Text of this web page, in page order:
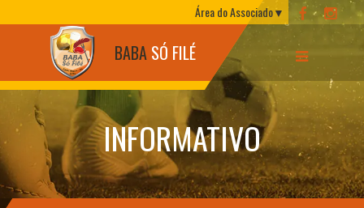
Área do Associado
BABA SÓ FILÉ
INFORMATIVO